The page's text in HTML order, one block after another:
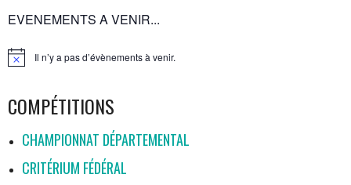
ARTICLES
EVENEMENTS A VENIR...
Notice Il n’y a pas d’évènements à venir.
COMPÉTITIONS
CHAMPIONNAT DÉPARTEMENTAL
CRITÉRIUM FÉDÉRAL